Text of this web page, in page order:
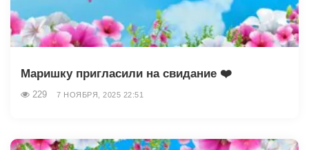
Маришку пригласили на свидание ❤️
229 7 НОЯБРЯ, 2025 22:51